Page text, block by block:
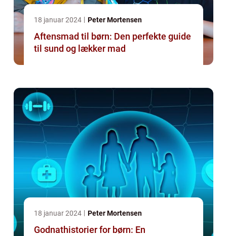
18 januar 2024 Peter Mortensen
Aftensmad til børn: Den perfekte guide
til sund og lækker mad
18 januar 2024 Peter Mortensen
Godnathistorier for børn: En